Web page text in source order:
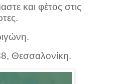
και φέτος στις
Θεσσαλονίκη.